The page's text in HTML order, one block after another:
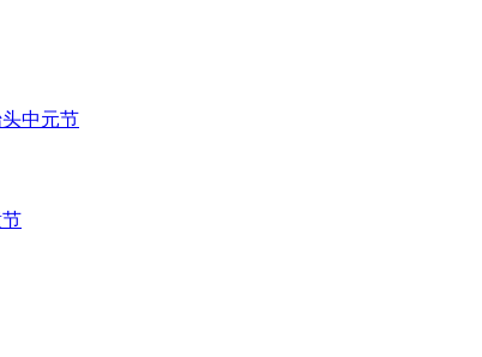
中元节